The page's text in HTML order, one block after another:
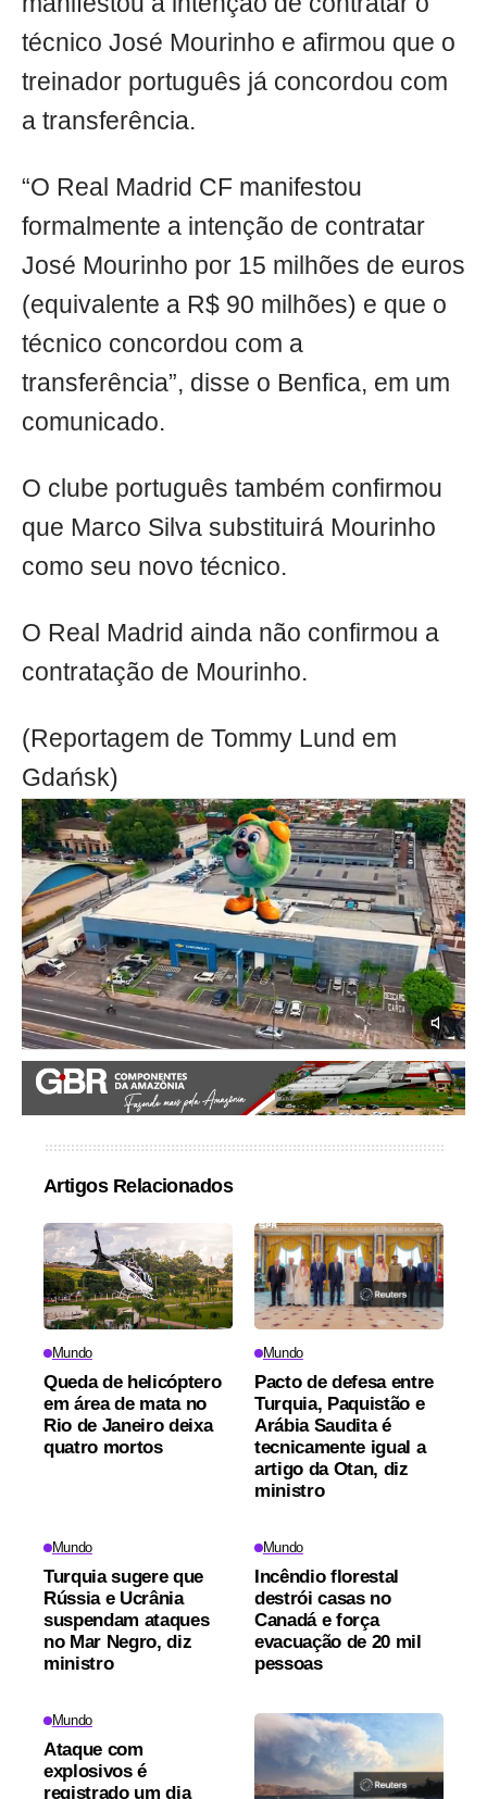
técnico José Mourinho e afirmou que o
treinador português já concordou com
a transferência.
“O Real Madrid CF manifestou
formalmente a intenção de contratar
José Mourinho por 15 milhões de euros
(equivalente a R$ 90 milhões) e que o
técnico concordou com a
transferência”, disse o Benfica, em um
comunicado.
O clube português também confirmou
que Marco Silva substituirá Mourinho
como seu novo técnico.
O Real Madrid ainda não confirmou a
contratação de Mourinho.
(Reportagem de Tommy Lund em
Gdańsk)
Artigos Relacionados
Mundo
Queda de helicóptero
em área de mata no
Rio de Janeiro deixa
quatro mortos
Mundo
Pacto de defesa entre
Turquia, Paquistão e
Arábia Saudita é
tecnicamente igual a
artigo da Otan, diz
ministro
Mundo
Turquia sugere que
Rússia e Ucrânia
suspendam ataques
no Mar Negro, diz
ministro
Mundo
Incêndio florestal
destrói casas no
Canadá e força
evacuação de 20 mil
pessoas
Mundo
Ataque com
explosivos é
registrado um dia